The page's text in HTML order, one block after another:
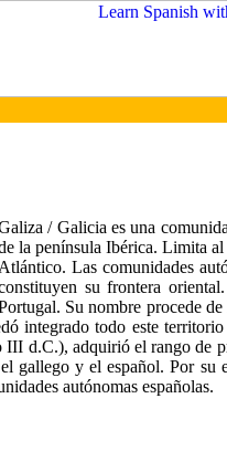
/ Galicia es una
la península Ibérica. Limita
Atlántico. Las comunidades
su frontera
Su nombre procede
integrado todo este
d.C.), adquirió el rango de
gallego y el español. Por su
autónomas españolas.